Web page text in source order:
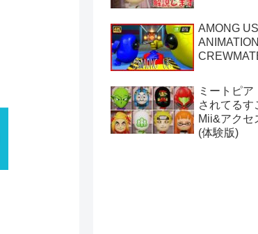
AMONG
ANIMATION
ミートピ
されてるす
Mii&アクセ
(体験版)